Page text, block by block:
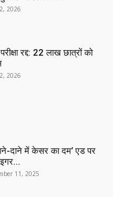
2026
रद्द: 22 लाख छात्रों को
2026
दाने में केसर का दम’ एड पर
11, 2025